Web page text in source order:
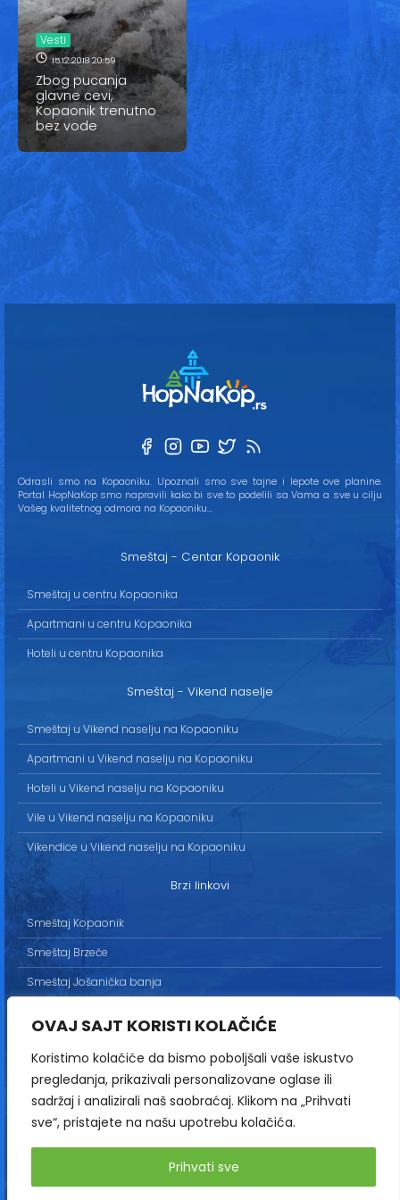
OVAJ SAJT KORISTI KOLAČIĆE
Koristimo kolačiće da bismo poboljšali vaše iskustvo
pregledanja, prikazivali personalizovane oglase ili
sadržaj i analizirali naš saobraćaj. Klikom na „Prihvati
sve“, pristajete na našu upotrebu kolačića.
Prihvati sve
Vesti
15.12.2018 20:59
Zbog pucanja
glavne cevi,
Kopaonik trenutno
bez vode
Odrasli smo na Kopaoniku. Upoznali smo sve tajne i lepote ove planine.
Portal HopNaKop smo napravili kako bi sve to podelili sa Vama a sve u cilju
Vašeg kvalitetnog odmora na Kopaoniku...
Smeštaj - Centar Kopaonik
Smeštaj u centru Kopaonika
Apartmani u centru Kopaonika
Hoteli u centru Kopaonika
Smeštaj - Vikend naselje
Smeštaj u Vikend naselju na Kopaoniku
Apartmani u Vikend naselju na Kopaoniku
Hoteli u Vikend naselju na Kopaoniku
Vile u Vikend naselju na Kopaoniku
Vikendice u Vikend naselju na Kopaoniku
Brzi linkovi
Smeštaj Kopaonik
Smeštaj Brzeće
Smeštaj Jošanička banja
Kontakt
Sva prava zadržana / All rights reserved